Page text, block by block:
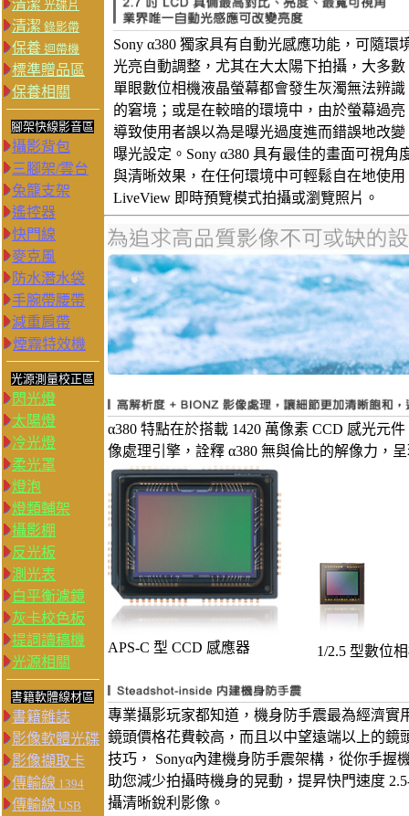
清潔 光碟片
清潔 錄影帶
保養 迴帶機
標準贈品區
保養相關
腳架快線影音區
攝影背包
三腳架/雲台
兔籠支架
遙控器
快門線
麥克風
防水潛水袋
手腕帶腰帶
減重肩帶
煙霧特效機
光源測量校正區
閃光燈
太陽燈
冷光燈
柔光罩
燈泡
燈類輔架
攝影棚
反光板
測光表
白平衡濾鏡
灰卡校色板
提詞讀稿機
光源相關
書籍軟體線材區
書籍雜誌
影像軟體光碟
影像擷取卡
傳輸線 1394
傳輸線 USB
Sony α380 獨家具有自動光感應功能，可隨環
光亮自動調整，尤其在大太陽下拍攝，大多數
單眼數位相機液晶螢幕都會發生灰濁無法辨識
的窘境；或是在較暗的環境中，由於螢幕過亮
導致使用者誤以為是曝光過度進而錯誤地改變
曝光設定。Sony α380 具有最佳的畫面可視角
與清晰效果，在任何環境中可輕鬆自在地使用
LiveView 即時預覽模式拍攝或瀏覽照片。
α380 特點在於搭載 1420 萬像素 CCD 感光元
像處理引擎，詮釋 α380 無與倫比的解像力，
APS-C 型 CCD 感應器 1/2.5 型數位
專業攝影玩家都知道，機身防手震最為經濟
鏡頭價格花費較高，而且以中望遠端以上的
技巧， Sonyα內建機身防手震架構，從你手握
助您減少拍攝時機身的晃動，提昇快門速度
攝清晰銳利影像。